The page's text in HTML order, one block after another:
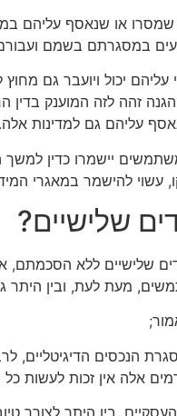
או שנאסף עליהם
במסגרתם בשמם
יכול ויועבר גם
הגנה זהה לזה המוענק
עליהם גם למדינות אלה.
המשתמשים יישמרו
עשוי להישמר במאגרי
שלישיים ללא
מעת לעת, ובין
הנכסים הדיגיטליים,
אלה אין זכות